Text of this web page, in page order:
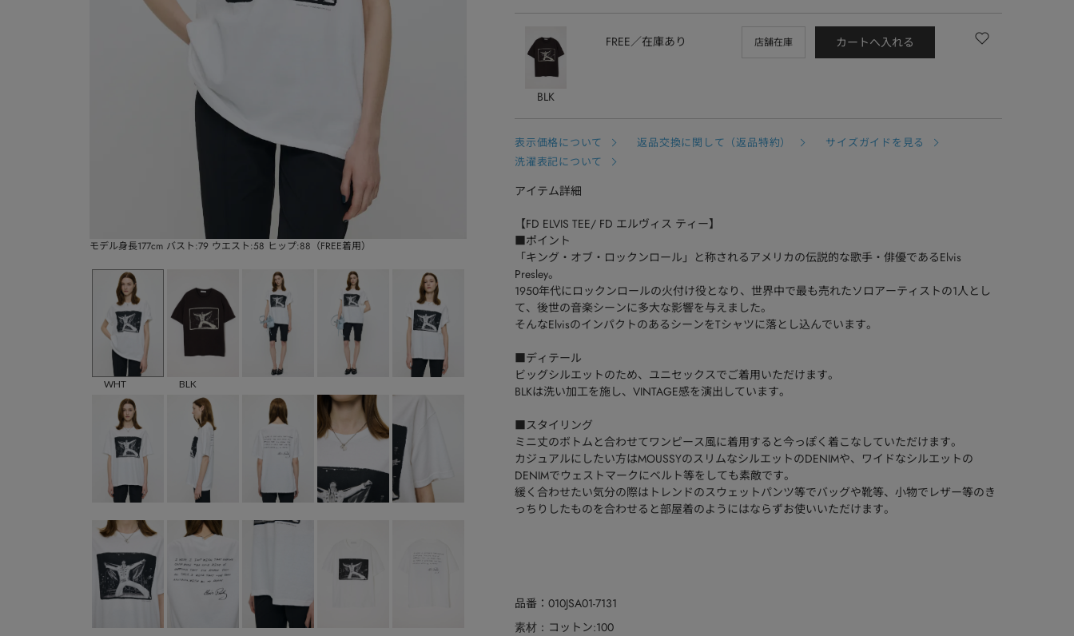
モデル身長177cm バスト:79 ウエスト:58 ヒップ:88（FREE着用）
WHT BLK
BLK
FREE 在庫あり 店舗在庫 カートへ入れる
表示価格について 返品交換に関して（返品特約）
サイズガイドを見る
洗濯表記について
アイテム詳細
【FD ELVIS TEE/ FD エルヴィス ティー】
■ポイント
「キング・オブ・ロックンロール」と称されるアメリカの伝説的な歌手・俳優であるElvis
Presley。
1950年代にロックンロールの火付け役となり、世界中で最も売れたソロアーティストの1人とし
て、後世の音楽シーンに多大な影響を与えました。
そんなElvisのインパクトのあるシーンをTシャツに落とし込んでいます。
■ディテール
ビッグシルエットのため、ユニセックスでご着用いただけます。
BLKは洗い加工を施し、VINTAGE感を演出しています。
■スタイリング
ミニ丈のボトムと合わせてワンピース風に着用すると今っぽく着こなしていただけます。
カジュアルにしたい方はMOUSSYのスリムなシルエットのDENIMや、ワイドなシルエットの
DENIMでウェストマークにベルト等をしても素敵です。
緩く合わせたい気分の際はトレンドのスウェットパンツ等でバッグや靴等、小物でレザー等のき
っちりしたものを合わせると部屋着のようにはならずお使いいただけます。
品番 010JSA01-7131
素材 コットン:100